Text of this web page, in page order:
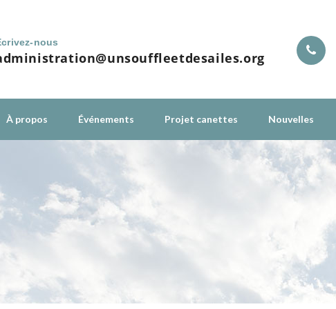
nous
À propos Événements Projet canettes Nouvelles